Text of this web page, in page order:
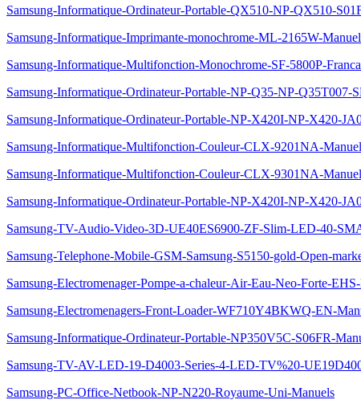
Samsung-Informatique-Ordinateur-Portable-QX510-NP-QX510-
Samsung-Informatique-Imprimante-monochrome-ML-2165W-
Samsung-Informatique-Multifonction-Monochrome-SF-5800P-
Samsung-Informatique-Ordinateur-Portable-NP-Q35-NP-Q35T007-
Samsung-Informatique-Ordinateur-Portable-NP-X420I-NP-X420-
Samsung-Informatique-Multifonction-Couleur-CLX-9201NA-
Samsung-Informatique-Multifonction-Couleur-CLX-9301NA-
Samsung-Informatique-Ordinateur-Portable-NP-X420I-NP-X420-
Samsung-TV-Audio-Video-3D-UE40ES6900-ZF-Slim-LED-40-
Samsung-Telephone-Mobile-GSM-Samsung-S5150-gold-Open-
Samsung-Electromenager-Pompe-a-chaleur-Air-Eau-Neo-Forte-
Samsung-Electromenagers-Front-Loader-WF710Y4BKWQ-EN-
Samsung-Informatique-Ordinateur-Portable-NP350V5C-S06FR-
Samsung-TV-AV-LED-19-D4003-Series-4-LED-TV%20-
Samsung-PC-Office-Netbook-NP-N220-Royaume-Uni-Manuels